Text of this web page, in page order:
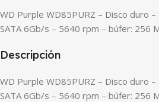
WD Purple WD85PURZ – Disco duro
SATA 6Gb/s – 5640 rpm – búfer: 256
Descripción
WD Purple WD85PURZ – Disco duro
SATA 6Gb/s – 5640 rpm – búfer: 256